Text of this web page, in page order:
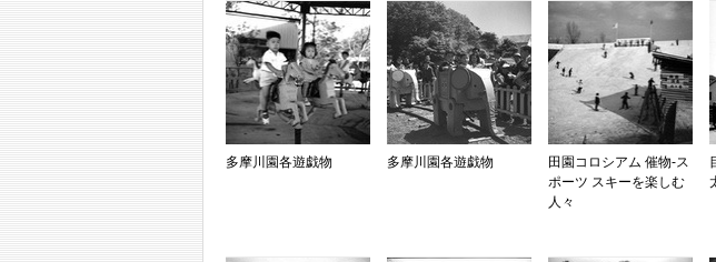
多摩川園各遊戯物 多摩川園各遊戯物
田園コロシアム 催物-ス
ポーツ スキーを楽しむ
人々